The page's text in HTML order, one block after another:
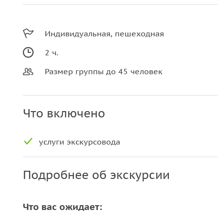
Индивидуальная, пешеходная
2 ч.
Размер группы до 45 человек
Что включено
услуги экскурсовода
Подробнее об экскурсии
Что вас ожидает: